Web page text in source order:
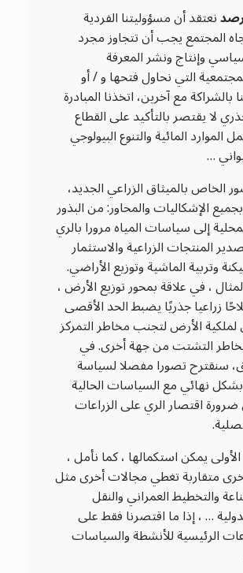
نعتقد أن مسؤوليتنا الفردية
المجتمع يجب أن تتجاوز مجرد
وإنتاج ونشر المعرفة
التي نحاول فتحها و / أو
بالشراكة مع آخرين، اتخذنا المبادرة
لا يقتصر بالتأكيد على القطاع
الموارد المائية والتنوع البيولوجي
…
الخاص بالميثاق الزراعي الجديد،
الإشكاليات والمحاور: من البذور
إلى سياسات المياه مرورا بالري
المنتجات الزراعية والاستثمار
وتربية الماشية وتوزيع الأراضي.
، في علاقة بمحور توزيع الأرض ،
زراعيا جذريًا يضبط الحد الأقصى
لملكية الأرض لتجنب مخاطر التمركز
التشتت من جهة أخرى. في
سنقترح تصورا مفصلا لسياسة
نهائي مع السياسات الحالية
اقتصار الري على الزراعات
يمكن استكمالها ، كما نأمل ،
متقاربة تغطي مجالات أخرى مثل
والتخطيط العمراني والنقل
… ، إذا ما اقتصرنا فقط على
الرئيسية للأنشطة والسياسات